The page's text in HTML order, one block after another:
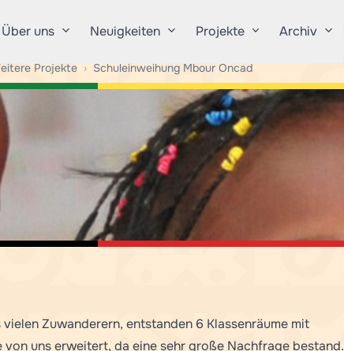
Über uns Neuigkeiten Projekte Archiv
Projekte › Schuleinweihung Mbour Oncad
Zuwanderern, entstanden 6 Klassenräume mit
uns erweitert, da eine sehr große Nachfrage bestand.